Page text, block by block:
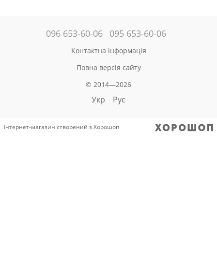
096 653-60-06 095 653-60-06
Контактна інформація
Повна версія сайту
© 2014—2026
Укр Рус
Інтернет-магазин створений з Хорошоп